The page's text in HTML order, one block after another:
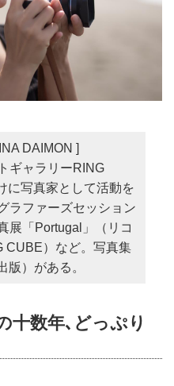
DAIMON ]
ギャラリーRING
に写真家として活動を
ラファーズセッション
展「Portugal」（リコ
CUBE）など。写真集
版）がある。
十数年､どっぷり